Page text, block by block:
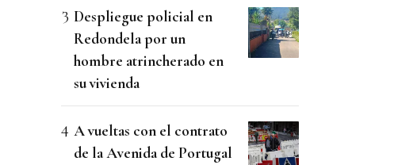
Despliegue policial en
Redondela por un
hombre atrincherado en
su vivienda
A vueltas con el contrato
de la Avenida de Portugal